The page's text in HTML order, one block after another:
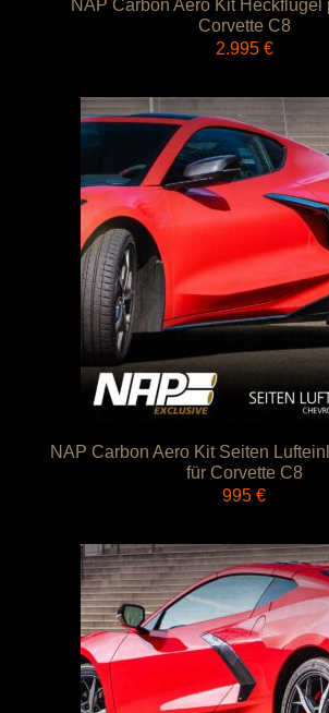
NAP Carbon Aero Kit Heckflügel
Corvette C8
2.995 €
NAP Carbon Aero Kit Seiten
für Corvette C8
995 €